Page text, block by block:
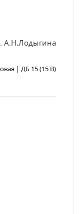
А.Н.Лодыгина
| ДБ 15 (15 В)